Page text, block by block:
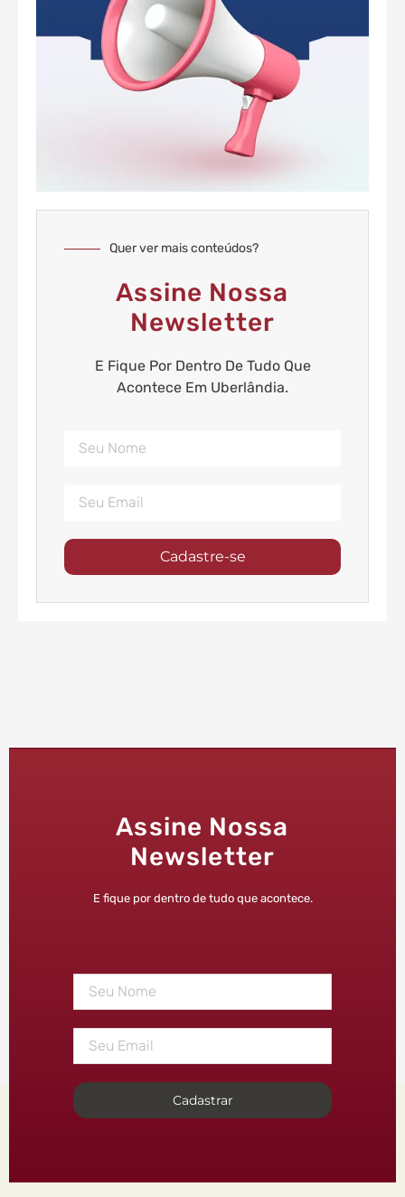
Quer ver mais conteúdos?
Assine Nossa
Newsletter
E Fique Por Dentro De Tudo Que
Acontece Em Uberlândia.
Cadastre-se
Assine Nossa
Newsletter
E fique por dentro de tudo que acontece.
Cadastrar